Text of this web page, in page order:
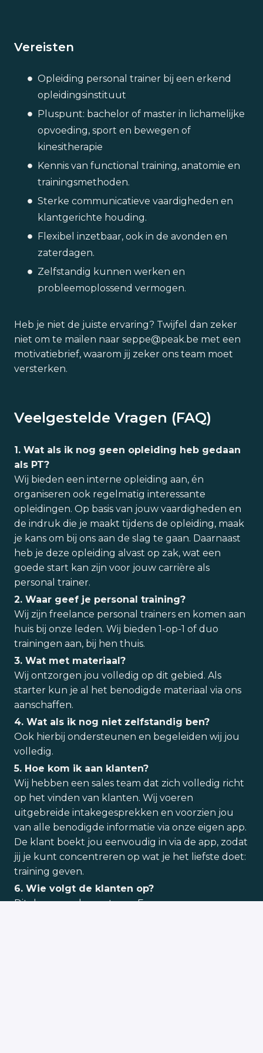
Vereisten
Opleiding personal trainer bij een erkend
opleidingsinstituut
Pluspunt: bachelor of master in lichamelijke
opvoeding, sport en bewegen of
kinesitherapie
Kennis van functional training, anatomie en
trainingsmethoden.
Sterke communicatieve vaardigheden en
klantgerichte houding.
Flexibel inzetbaar, ook in de avonden en
zaterdagen.
Zelfstandig kunnen werken en
probleemoplossend vermogen.
Heb je niet de juiste ervaring? Twijfel dan zeker
niet om te mailen naar seppe@peak.be met een
motivatiebrief, waarom jij zeker ons team moet
versterken.
Veelgestelde Vragen (FAQ)
1. Wat als ik nog geen opleiding heb gedaan
als PT?
Wij bieden een interne opleiding aan, én
organiseren ook regelmatig interessante
opleidingen. Op basis van jouw vaardigheden en
de indruk die je maakt tijdens de opleiding, maak
je kans om bij ons aan de slag te gaan. Daarnaast
heb je deze opleiding alvast op zak, wat een
goede start kan zijn voor jouw carrière als
personal trainer.
2. Waar geef je personal training?
Wij zijn freelance personal trainers en komen aan
huis bij onze leden. Wij bieden 1-op-1 of duo
trainingen aan, bij hen thuis.
3. Wat met materiaal?
Wij ontzorgen jou volledig op dit gebied. Als
starter kun je al het benodigde materiaal via ons
aanschaffen.
4. Wat als ik nog niet zelfstandig ben?
Ook hierbij ondersteunen en begeleiden wij jou
volledig.
5. Hoe kom ik aan klanten?
Wij hebben een sales team dat zich volledig richt
op het vinden van klanten. Wij voeren
uitgebreide intakegesprekken en voorzien jou
van alle benodigde informatie via onze eigen app.
De klant boekt jou eenvoudig in via de app, zodat
jij je kunt concentreren op wat je het liefste doet:
training geven.
6. Wie volgt de klanten op?
Dit doen we als een team. Een van onze